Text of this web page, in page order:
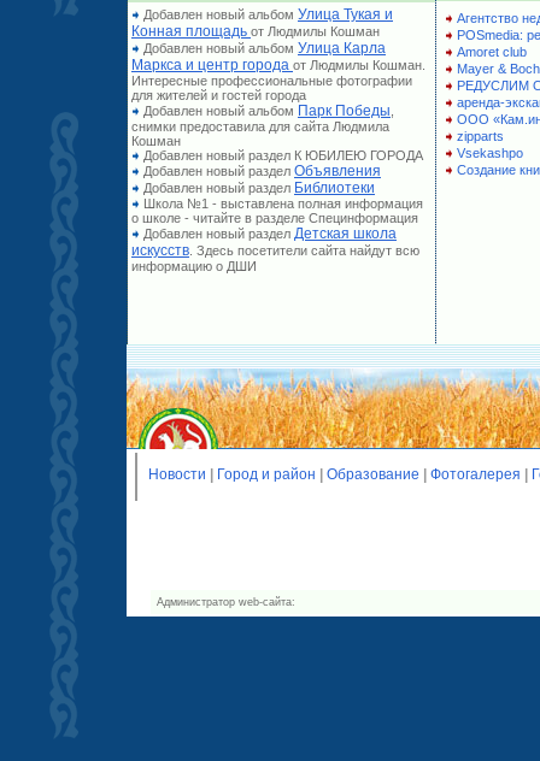
Добавлен новый альбом Улица Тукая и
Конная площадь от Людмилы Кошман
Добавлен новый альбом Улица Карла
Маркса и центр города от Людмилы Кошман.
Интересные профессиональные фотографии
для жителей и гостей города
Добавлен новый альбом Парк Победы
снимки предоставила для сайта Людмила
Кошман
Добавлен новый раздел К ЮБИЛЕЮ ГОРОДА
Добавлен новый раздел Объявления
Добавлен новый раздел Библиотеки
Школа №1 - выставлена полная информация
о школе - читайте в разделе Специнформация
Добавлен новый раздел Детская школа
искусств . Здесь посетители сайта найдут всю
информацию о ДШИ
Агентство
POSmedia:
Amoret club
Mayer & Boch
РЕДУСЛИМ
аренда-
ООО
zipparts
Vsekashpo
Создание
Новости Город и район Образование Фотогалерея
Администратор web-сайта: